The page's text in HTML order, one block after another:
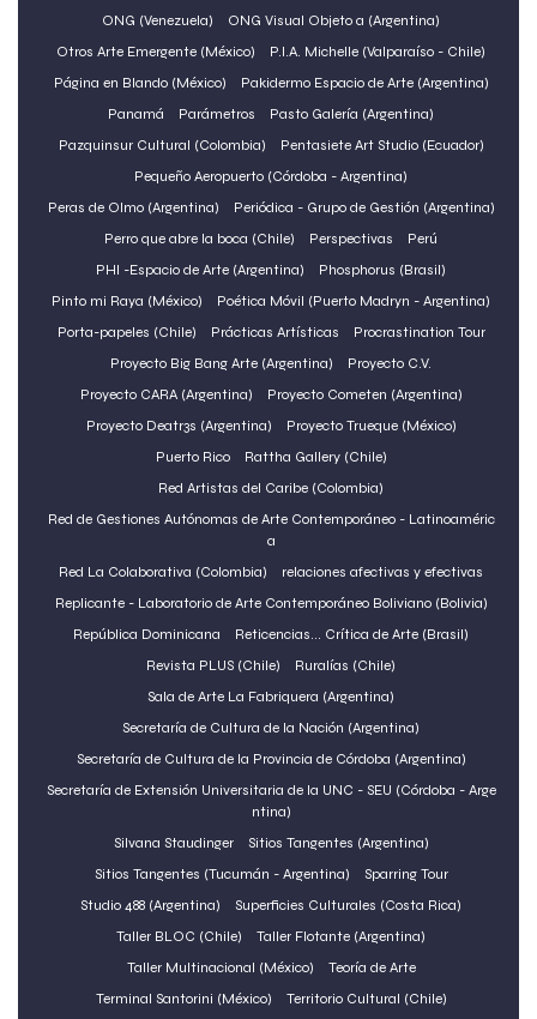
ONG (Venezuela)
ONG Visual Objeto a (Argentina)
Otros Arte Emergente (México)
P.I.A. Michelle (Valparaíso - Chile)
Página en Blando (México)
Pakidermo Espacio de Arte (Argentina)
Panamá
Parámetros
Pasto Galería (Argentina)
Pazquinsur Cultural (Colombia)
Pentasiete Art Studio (Ecuador)
Pequeño Aeropuerto (Córdoba - Argentina)
Peras de Olmo (Argentina)
Periódica - Grupo de Gestión (Argentina)
Perro que abre la boca (Chile)
Perspectivas
Perú
PHI -Espacio de Arte (Argentina)
Phosphorus (Brasil)
Pinto mi Raya (México)
Poética Móvil (Puerto Madryn - Argentina)
Porta-papeles (Chile)
Prácticas Artísticas
Procrastination Tour
Proyecto Big Bang Arte (Argentina)
Proyecto C.V.
Proyecto CARA (Argentina)
Proyecto Cometen (Argentina)
Proyecto Deatr3s (Argentina)
Proyecto Trueque (México)
Puerto Rico
Rattha Gallery (Chile)
Red Artistas del Caribe (Colombia)
Red de Gestiones Autónomas de Arte Contemporáneo - Latinoaméric
a
Red La Colaborativa (Colombia)
relaciones afectivas y efectivas
Replicante - Laboratorio de Arte Contemporáneo Boliviano (Bolivia)
República Dominicana
Reticencias... Crítica de Arte (Brasil)
Revista PLUS (Chile)
Ruralías (Chile)
Sala de Arte La Fabriquera (Argentina)
Secretaría de Cultura de la Nación (Argentina)
Secretaría de Cultura de la Provincia de Córdoba (Argentina)
Secretaría de Extensión Universitaria de la UNC - SEU (Córdoba - Arge
ntina)
Silvana Staudinger
Sitios Tangentes (Argentina)
Sitios Tangentes (Tucumán - Argentina)
Sparring Tour
Studio 488 (Argentina)
Superficies Culturales (Costa Rica)
Taller BLOC (Chile)
Taller Flotante (Argentina)
Taller Multinacional (México)
Teoría de Arte
Terminal Santorini (México)
Territorio Cultural (Chile)